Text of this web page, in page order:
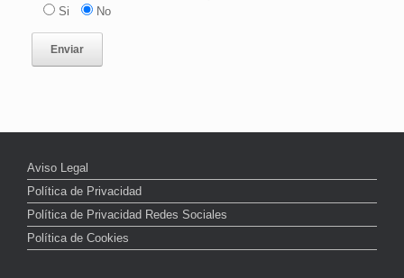
Si
No
Aviso Legal
Política de Privacidad
Política de Privacidad Redes Sociales
Política de Cookies